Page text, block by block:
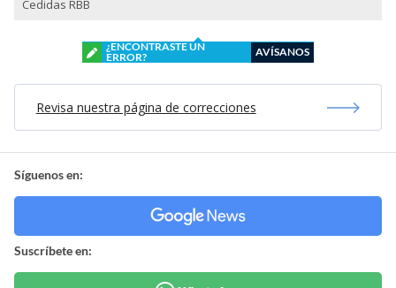
Cedidas RBB
¿ENCONTRASTE UN
ERROR?
AVÍSANOS
Revisa nuestra página de correcciones
Síguenos en:
Suscríbete en: